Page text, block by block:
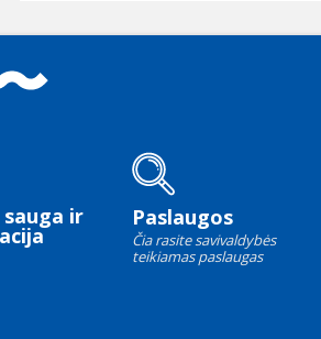
ir Paslaugos
Čia rasite savivaldybės
teikiamas paslaugas